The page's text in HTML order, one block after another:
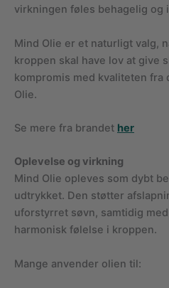
virkningen føles behagelig og
Mind Olie er et naturligt valg,
kroppen skal have lov at give
kompromis med kvaliteten fra
Olie.
Se mere fra brandet her
Oplevelse og virkning
Mind Olie opleves som dybt
udtrykket. Den støtter
uforstyrret søvn, samtidig
harmonisk følelse i kroppen.
Mange anvender olien til: